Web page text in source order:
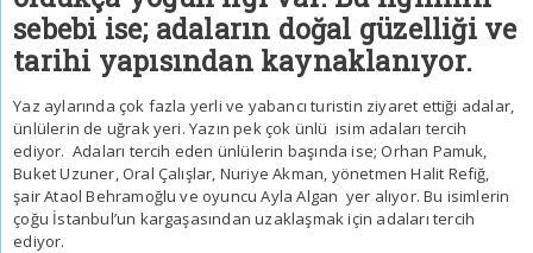
sebebi ise; adaların doğal güzelliği ve
tarihi yapısından kaynaklanıyor.
Yaz aylarında çok fazla yerli ve yabancı turistin ziyaret ettiği adalar,
ünlülerin de uğrak yeri. Yazın pek çok ünlü isim adaları tercih
ediyor. Adaları tercih eden ünlülerin başında ise; Orhan Pamuk,
Buket Uzuner, Oral Çalışlar, Nuriye Akman, yönetmen Halit Refiğ,
şair Ataol Behramoğlu ve oyuncu Ayla Algan yer alıyor. Bu isimlerin
çoğu İstanbul’un kargaşasından uzaklaşmak için adaları tercih
ediyor.